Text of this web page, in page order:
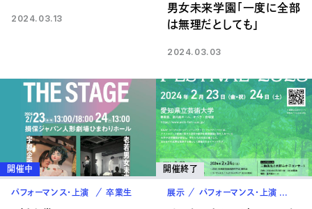
2024.03.13
男女未来学園「一度に全部
は無理だとしても」
2024.03.03
開催中
パフォーマンス・上演 卒業生
開催終了
展示 パフォーマンス・上演